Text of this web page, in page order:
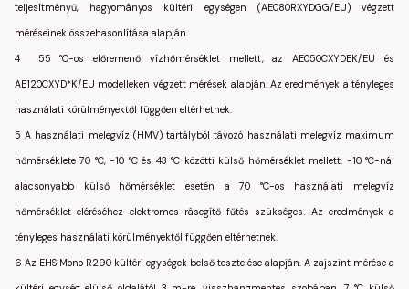
teljesítményű, hagyományos kültéri egységen (AE080RXYDGG/EU) végzett
méréseinek összehasonlítása alapján.
4 55 °C-os előremenő vízhőmérséklet mellett, az AE050CXYDEK/EU és
AE120CXYD*K/EU modelleken végzett mérések alapján. Az eredmények a tényleges
használati körülményektől függően eltérhetnek.
5 A használati melegvíz (HMV) tartályból távozó használati melegvíz maximum
hőmérséklete 70 °C, -10 °C és 43 °C közötti külső hőmérséklet mellett. -10 °C-nál
alacsonyabb külső hőmérséklet esetén a 70 °C-os használati melegvíz
hőmérséklet eléréséhez elektromos rásegítő fűtés szükséges. Az eredmények a
tényleges használati körülményektől függően eltérhetnek.
6 Az EHS Mono R290 kültéri egységek belső tesztelése alapján. A zajszint mérése a